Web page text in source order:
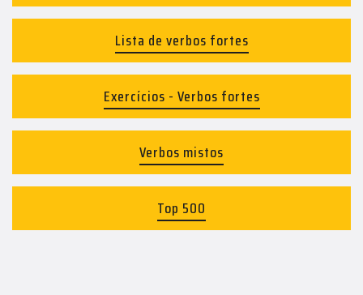
Lista de verbos fortes
Exercícios - Verbos fortes
Verbos mistos
Top 500